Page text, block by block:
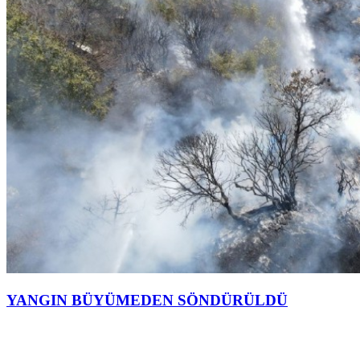
YANGIN BÜYÜMEDEN SÖNDÜRÜLDÜ